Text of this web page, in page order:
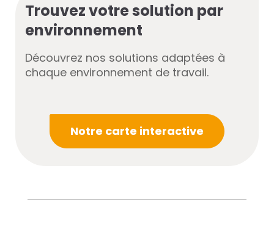
Trouvez votre solution par
environnement
Découvrez nos solutions adaptées à
chaque environnement de travail.
Notre carte interactive